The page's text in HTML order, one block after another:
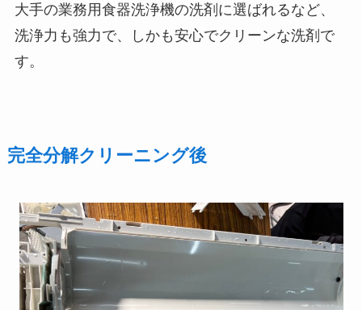
大手の業務用食器洗浄機の洗剤に選ばれるなど、
洗浄力も強力で、しかも安心でクリーンな洗剤で
す。
完全分解クリーニング後